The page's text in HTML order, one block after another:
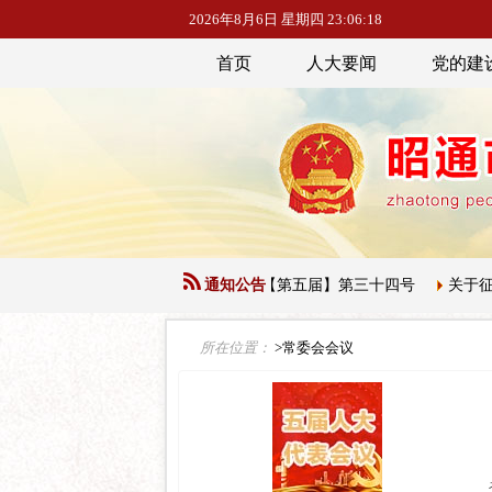
2026年8月6日 星期四 23:06:19
首页 人大要闻 党的建
通知公告
表大会常务委员会公告【第五届】第三十四号 关于征集下一届人
所在位置： >常委会会议